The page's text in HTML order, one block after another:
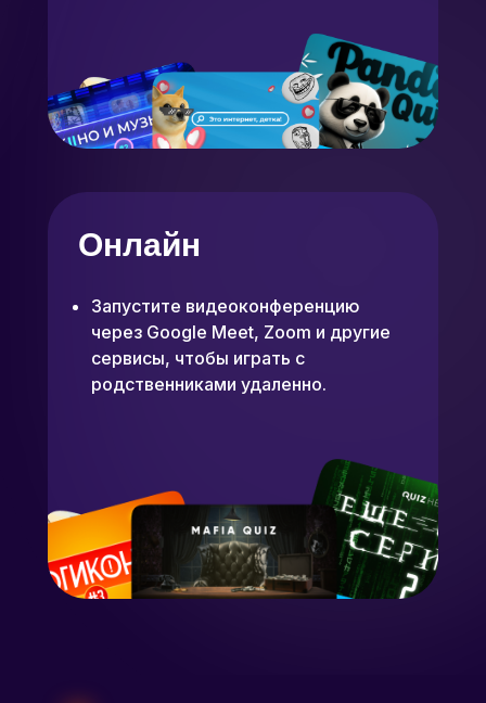
Онлайн
Запустите видеоконференцию
через Google Meet, Zoom и другие
сервисы, чтобы играть с
родственниками удаленно.